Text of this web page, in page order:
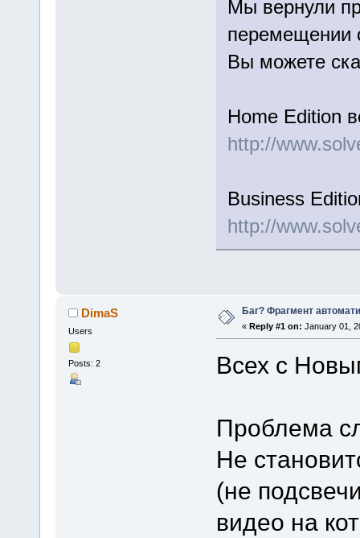
Мы вернули
перемещении
Вы можете
Home Edition
http://
Business
http://
DimaS
Users
Posts: 2
Баг? Фрагмент
« Reply #1 on: January 01,
Всех с
Проблема
Не
(не
видео на